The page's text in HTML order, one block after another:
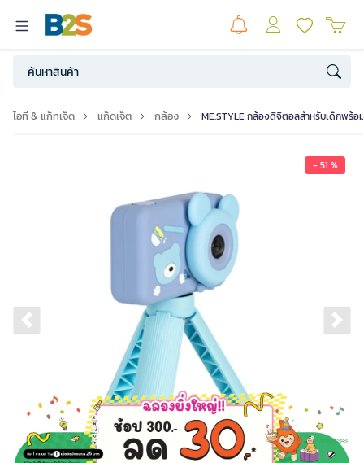
ไอที & แก็ทเจ็ด แก็ดเจ็ต กล้อง ME.STYLE กล้องดิจิตอลสำหรับเด็กพร้อ
- 51 %
Previous slide